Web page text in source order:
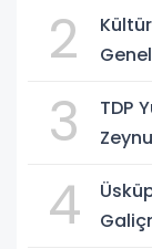
2
3
TDP
4